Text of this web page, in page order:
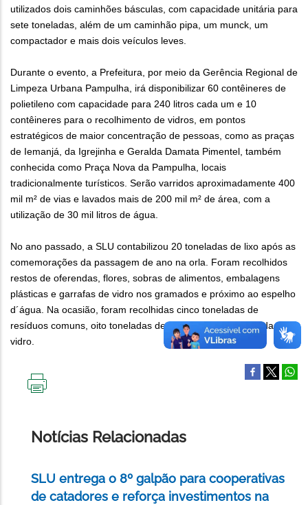
utilizados dois caminhões básculas, com capacidade unitária para
sete toneladas, além de um caminhão pipa, um munck, um
compactador e mais dois veículos leves.
Durante o evento, a Prefeitura, por meio da Gerência Regional de
Limpeza Urbana Pampulha, irá disponibilizar 60 contêineres de
polietileno com capacidade para 240 litros cada um e 10
contêineres para o recolhimento de vidros, em pontos
estratégicos de maior concentração de pessoas, como as praças
de Iemanjá, da Igrejinha e Geralda Damata Pimentel, também
conhecida como Praça Nova da Pampulha, locais
tradicionalmente turísticos. Serão varridos aproximadamente 400
mil m² de vias e lavados mais de 200 mil m² de área, com a
utilização de 30 mil litros de água.
No ano passado, a SLU contabilizou 20 toneladas de lixo após as
comemorações da passagem de ano na orla. Foram recolhidos
restos de oferendas, flores, sobras de alimentos, embalagens
plásticas e garrafas de vidro nos gramados e próximo ao espelho
d´água. Na ocasião, foram recolhidas cinco toneladas de
resíduos comuns, oito toneladas de cocos e quatro toneladas de
vidro.
Notícias Relacionadas
SLU entrega o 8º galpão para cooperativas
de catadores e reforça investimentos na